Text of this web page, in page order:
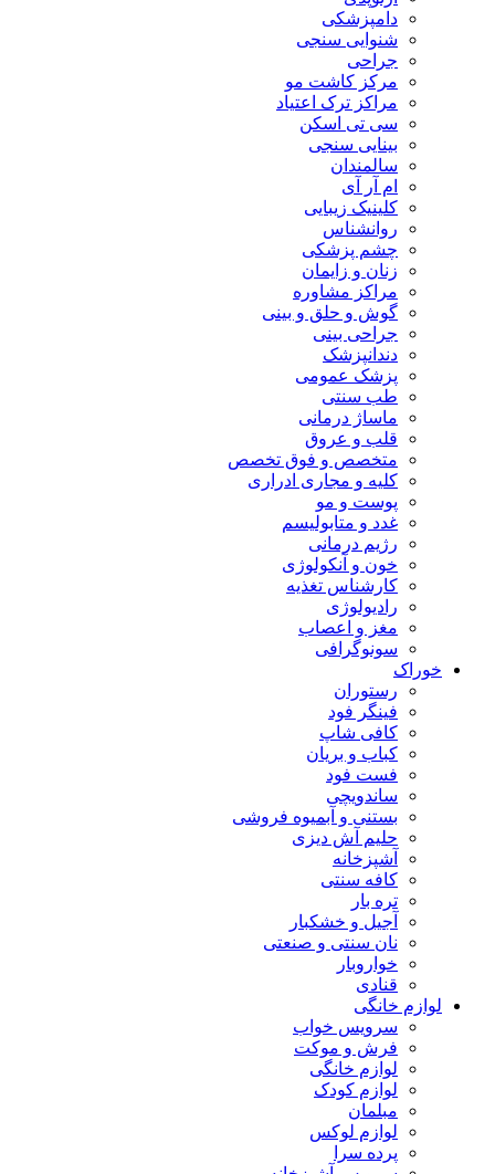
دامپزشکی
شنوایی سنجی
جراحی
مرکز کاشت مو
مراکز ترک اعتیاد
سی تی اسکن
بینایی سنجی
سالمندان
ام آر آی
کلینیک زیبایی
روانشناس
چشم پزشکی
زنان و زایمان
مراکز مشاوره
گوش و حلق و بینی
جراحی بینی
دندانپزشک
پزشک عمومی
طب سنتی
ماساژ درمانی
قلب و عروق
متخصص و فوق تخصص
کلیه و مجاری ادراری
پوست و مو
غدد و متابولیسم
رژیم درمانی
خون و آنکولوژی
کارشناس تغذیه
رادیولوژی
مغز و اعصاب
سونوگرافی
خوراک
رستوران
فینگر فود
کافی شاپ
کباب و بریان
فست فود
ساندویچی
بستنی و آبمیوه فروشی
حلیم آش دیزی
آشپزخانه
کافه سنتی
تره بار
آجیل و خشکبار
نان سنتی و صنعتی
خواروبار
قنادی
لوازم خانگی
سرویس خواب
فرش و موکت
لوازم خانگی
لوازم کودک
مبلمان
لوازم لوکس
پرده سرا